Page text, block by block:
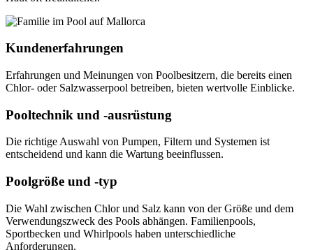
Kundenerfahrungen
Erfahrungen und Meinungen von Poolbesitzern, die bereits einen
Chlor- oder Salzwasserpool betreiben, bieten wertvolle Einblicke.
Pooltechnik und -ausrüstung
Die richtige Auswahl von Pumpen, Filtern und Systemen ist
entscheidend und kann die Wartung beeinflussen.
Poolgröße und -typ
Die Wahl zwischen Chlor und Salz kann von der Größe und dem
Verwendungszweck des Pools abhängen. Familienpools,
Sportbecken und Whirlpools haben unterschiedliche
Anforderungen.